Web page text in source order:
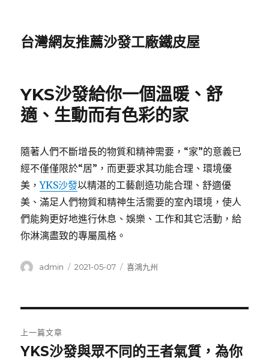
台灣網友推薦沙發工廠鐵皮屋
YKS沙發給你一個溫暖、舒
適、生動而有色彩的家
隨著人們不斷增長的物質和精神需要，“家”的意義已
經不僅僅限於“居”，而更要求其功能合理、環境優
美，YKS沙發以精湛的工藝創造功能合理、舒適優
美、滿足人們物質和精神生活需要的室內環境，使人
們能夠更好地進行休息、娛樂、工作和其它活動，給
你淋漓盡致的專屬風格。
作
admin
發
2021-05-07
分
喜鴻九州
章
上一篇文章
上
YKS沙發與眾不同的王者氣質，為你